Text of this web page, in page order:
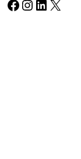
Facebook Instagram LinkedIn X